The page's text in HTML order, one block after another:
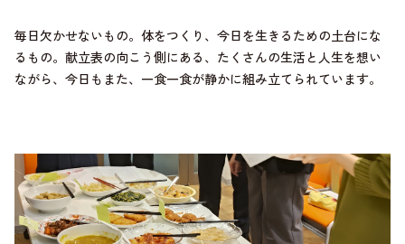
毎日欠かせないもの。体をつくり、今日を生きるための土台にな
るもの。献立表の向こう側にある、たくさんの生活と人生を想い
ながら、今日もまた、一食一食が静かに組み立てられています。